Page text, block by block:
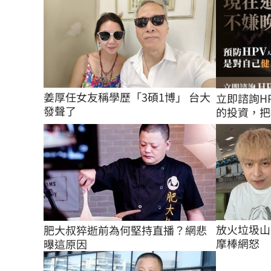
姜厚任女友稱學歷「3碩1博」 台大
發聲了
立即諮詢
的投資，
肥大叔猝逝前為何堅持直播？網悲
曝這原因
放火垃圾
摩棒網怒